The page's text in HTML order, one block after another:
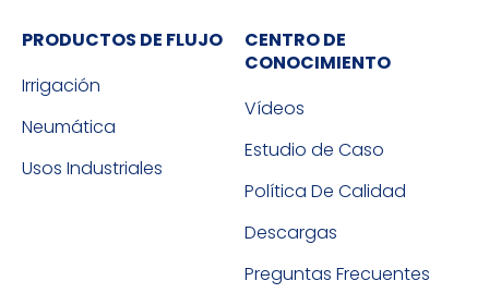
PRODUCTOS DE FLUJO
Irrigación
Neumática
Usos Industriales
CENTRO DE
CONOCIMIENTO
Vídeos
Estudio de Caso
Política De Calidad
Descargas
Preguntas Frecuentes